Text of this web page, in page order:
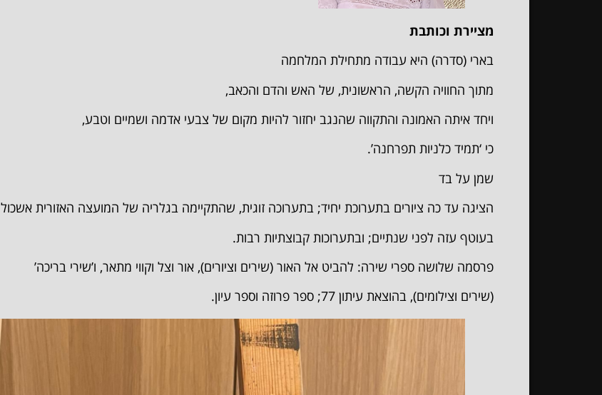
מציירת וכותבת
בארי (סדרה) היא עבודה מתחילת המלחמה
מתוך החוויה הקשה, הראשונית, של האש והדם והכאב,
ויחד איתה האמונה והתקווה שהנגב יחזור להיות מקום של צבעי אדמה ושמיים וטבע,
כי ‘תמיד כלניות תפרחנה’.
שמן על בד
הציגה עד כה ציורים בתערוכת יחיד; בתערוכה זוגית, שהתקיימה בגלריה של המועצה האזורית אשכול
בעוטף עזה לפני שנתיים; ובתערוכות קבוצתיות רבות.
פרסמה שלושה ספרי שירה: להביט אל האור (שירים וציורים), אור וצל וקווי מתאר, ו’שירי בריכה’
(שירים וצילומים), בהוצאת עיתון 77; ספר פרוזה וספר עיון.